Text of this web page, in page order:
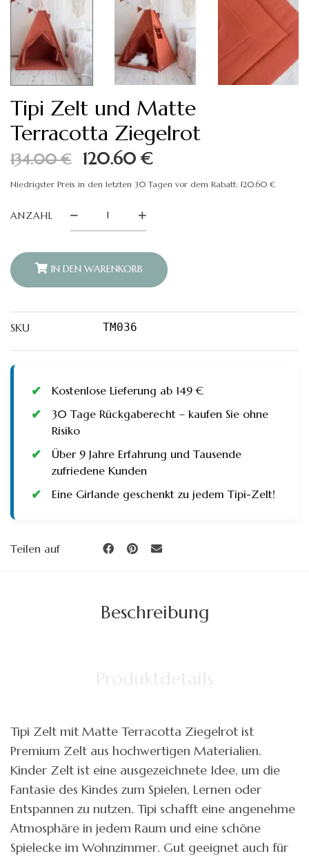
Tipi Zelt und Matte
Terracotta Ziegelrot
134.00€
Ursprünglicher
Preis
war:
134.00 €
120.60€Aktueller
Preis
Niedrigster Preis in den letzten 30 Tagen vor dem Rabatt: 120.60 €
ANZAHL
und
Terracotta
Ziegelrot
IN DEN WARENKORB
SKU TM036
Kostenlose Lieferung ab 149 €
30 Tage Rückgaberecht – kaufen Sie ohne
Risiko
Über 9 Jahre Erfahrung und Tausende
zufriedene Kunden
Eine Girlande geschenkt zu jedem Tipi-Zelt!
Teilen auf
Beschreibung
Tipi Zelt mit Matte Terracotta Ziegelrot ist
Premium Zelt aus hochwertigen Materialien.
Kinder Zelt ist eine ausgezeichnete Idee, um die
Fantasie des Kindes zum Spielen, Lernen oder
Entspannen zu nutzen. Tipi schafft eine angenehme
Atmosphäre in jedem Raum und eine schöne
Spielecke im Wohnzimmer. Gut geeignet auch für